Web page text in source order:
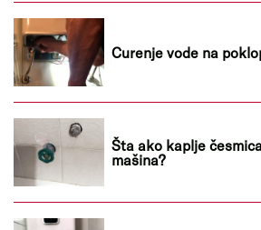
Curenje vode na
Šta ako kaplje
mašina?